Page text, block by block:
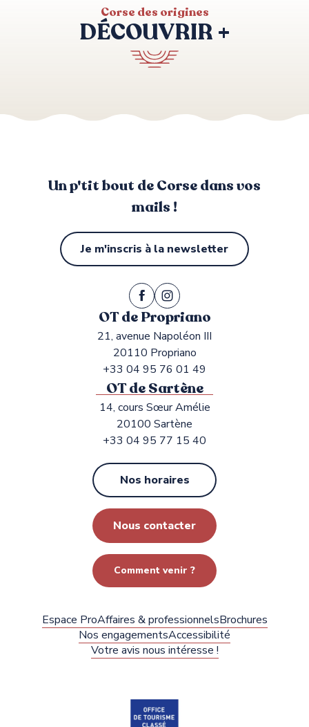
Corse des origines
DÉCOUVRIR +
Un p'tit bout de Corse dans vos
mails !
Je m'inscris à la newsletter
OT de Propriano
21, avenue Napoléon III
20110 Propriano
+33 04 95 76 01 49
OT de Sartène
14, cours Sœur Amélie
20100 Sartène
+33 04 95 77 15 40
Nos horaires
Nous contacter
Comment venir ?
Espace ProAffaires & professionnelsBrochures
Nos engagementsAccessibilité
Votre avis nous intéresse !